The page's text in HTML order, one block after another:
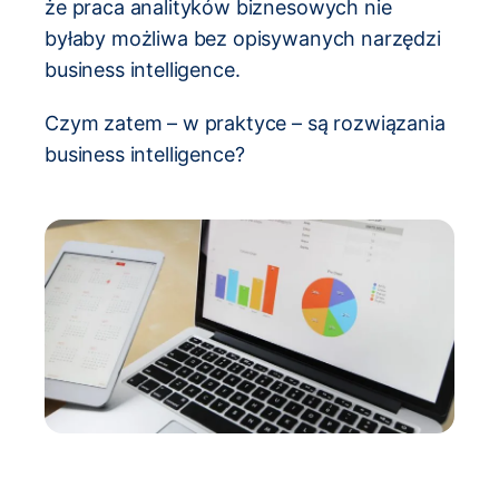
że praca analityków biznesowych nie
byłaby możliwa bez opisywanych narzędzi
business intelligence.
Czym zatem – w praktyce – są rozwiązania
business intelligence?